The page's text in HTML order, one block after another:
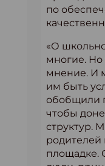
по
«О
многие. Но
мнение. И
им быть
обобщили
чтобы
структур.
родителей
площадке.